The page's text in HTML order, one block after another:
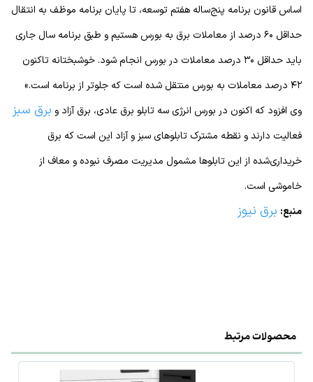
اساس قانون برنامه پنج‌ساله هفتم توسعه، تا پایان برنامه موظف به انتقال
حداقل ۶۰ درصد از معاملات برق به بورس هستیم و طبق برنامه سال جاری
باید حداقل ۳۰ درصد معاملات در بورس انجام شود. خوشبختانه تاکنون
۴۲ درصد معاملات به بورس منتقل شده است که جلوتر از برنامه است.»
وی افزود که اکنون در بورس انرژی سه تابلو برق عادی، برق آزاد و برق سبز
فعالیت دارند و نقطه مشترک تابلوهای سبز و آزاد این است که برق
خریداری‌شده از این تابلوها مشمول مدیریت مصرف نبوده و معاف از
خاموشی است.
منبع: برق نیوز
محصولات مرتبط